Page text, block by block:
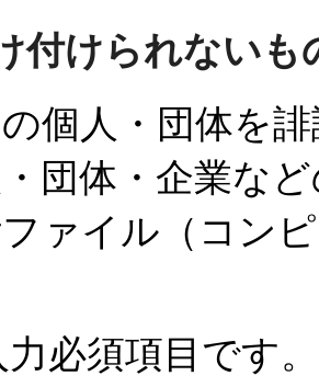
付けられないも
個人・団体を
団体・企業な
ァイル（コン
必須項目です